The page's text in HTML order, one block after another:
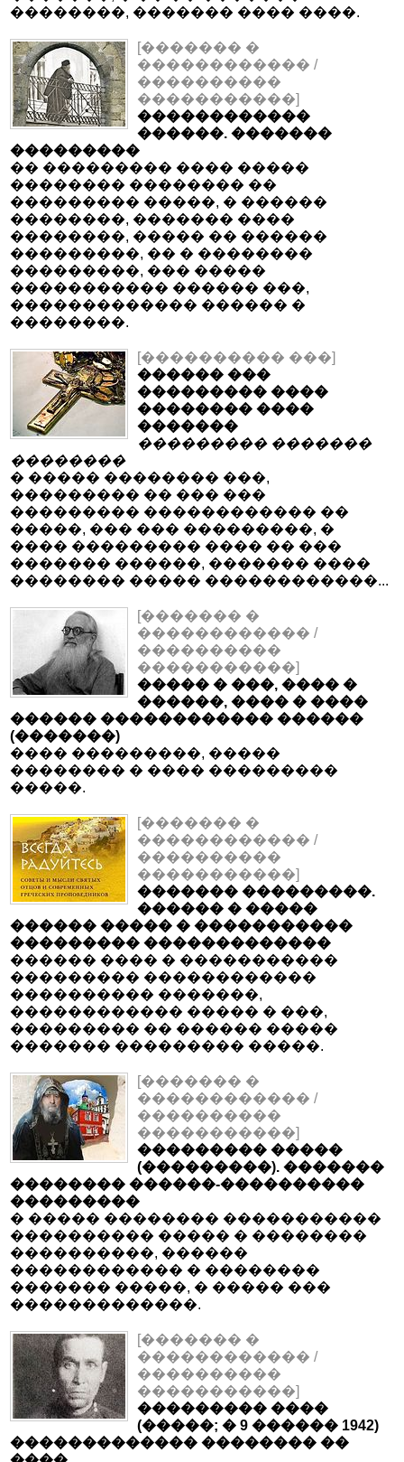
��������, ������� ���� ����.
[������� �
������������ /
����������
�����������]
������������
������. �������
���������
�� ��������� ���� �����
�������� �������� ��
��������� �����, � ������
��������, ������� ����
��������, ����� �� ������
���������, �� � ��������
���������, ��� �����
����������� ������ ���,
������������� ������ �
��������.
[���������� ���]
������ ���
��������� ����
�������� ����
�������
��������� �������
��������
� ����� �������� ���,
��������� �� ��� ���
��������� ������������ ��
�����, ��� ��� ���������, �
���� ��������� ���� �� ���
������� ������, ������� ����
�������� ����� ������������...
[������� �
������������ /
����������
�����������]
����� � ���, ���� �
������, ���� � ����
������ ������������ ������
(�������)
���� ���������, �����
�������� � ���� ���������
�����.
[������� �
������������ /
����������
�����������]
������� ���������.
������ � �����
������ ����� � �����������
��������� �������������
������ ���� � �����������
��������� ������������
���������� �������,
������������ ����� � ���,
��������� �� ������ �����
������� ��������� �����.
[������� �
������������ /
����������
�����������]
��������� �����
(���������). �������
�������� ������-����������
���������
� ����� �������� �����������
���������� ����� � ��������
����������, ������
������������ � ��������
������� �����, � ����� ���
�������������.
[������� �
������������ /
����������
�����������]
��������� ����
(�����; � 9 ������ 1942)
������������� �������� ��